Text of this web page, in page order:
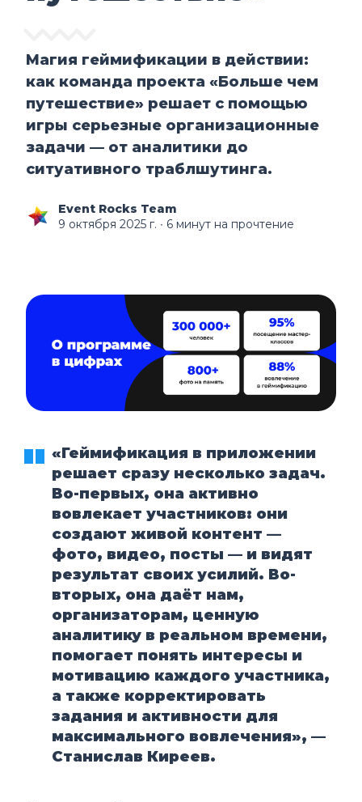
Магия геймификации в действии:
как команда проекта «Больше чем
путешествие» решает с помощью
игры серьезные организационные
задачи — от аналитики до
ситуативного траблшутинга.
Event Rocks Team
9 октября 2025 г. ∙ 6 минут на прочтение
«Геймификация в приложении
решает сразу несколько задач.
Во-первых, она активно
вовлекает участников: они
создают живой контент —
фото, видео, посты — и видят
результат своих усилий. Во-
вторых, она даёт нам,
организаторам, ценную
аналитику в реальном времени,
помогает понять интересы и
мотивацию каждого участника,
а также корректировать
задания и активности для
максимального вовлечения», —
Станислав Киреев.